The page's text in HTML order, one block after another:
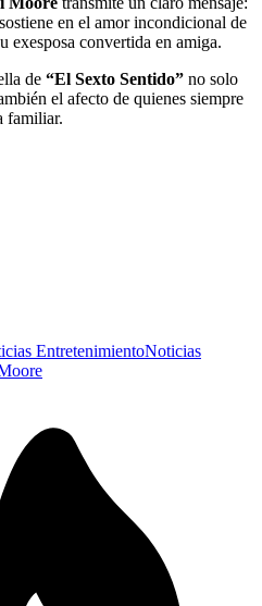
en el amor incondicional de
exesposa convertida en amiga.
de “El Sexto Sentido” no solo
el afecto de quienes siempre
familiar.
EntretenimientoNoticias